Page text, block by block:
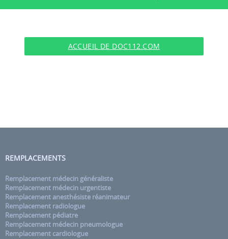
ACCUEIL DE DOC112.COM
REMPLACEMENTS
Remplacement médecin généraliste
Remplacement médecin urgentiste
Remplacement anesthésiste réanimateur
Remplacement radiologue
Remplacement pédiatre
Remplacement médecin pneumologue
Remplacement cardiologue